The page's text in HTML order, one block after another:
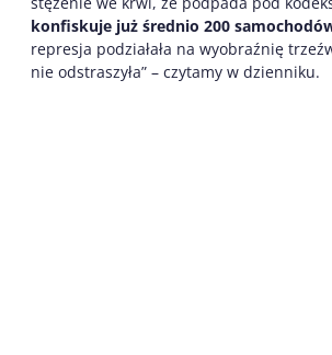
konfiskuje już średnio 200
represja podziałała na wyobraźnię
nie odstraszyła” – czytamy w dzienniku.